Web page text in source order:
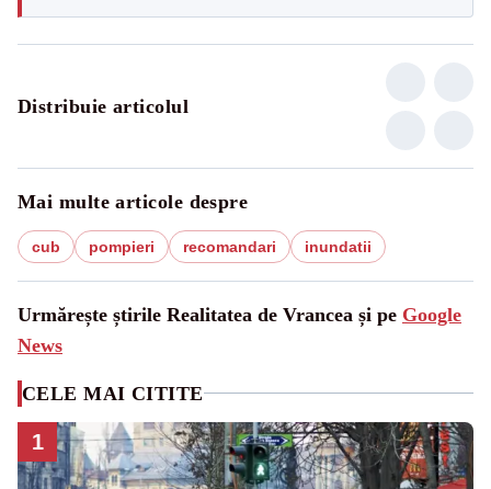
Distribuie articolul
Mai multe articole despre
cub pompieri recomandari inundatii
Urmărește știrile Realitatea de Vrancea și pe Google
News
CELE MAI CITITE
1